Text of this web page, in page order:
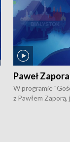
Paweł
W programie
z Pawłem